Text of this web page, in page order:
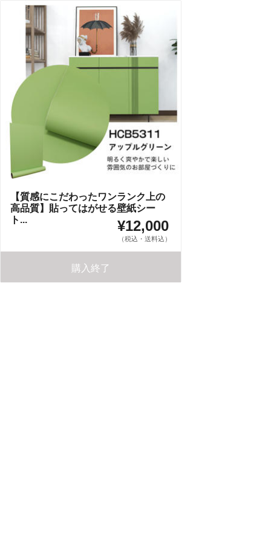
【質感にこだわったワンランク上の
高品質】貼ってはがせる壁紙シー
ト...
¥12,000
（税込・送料込）
購入終了